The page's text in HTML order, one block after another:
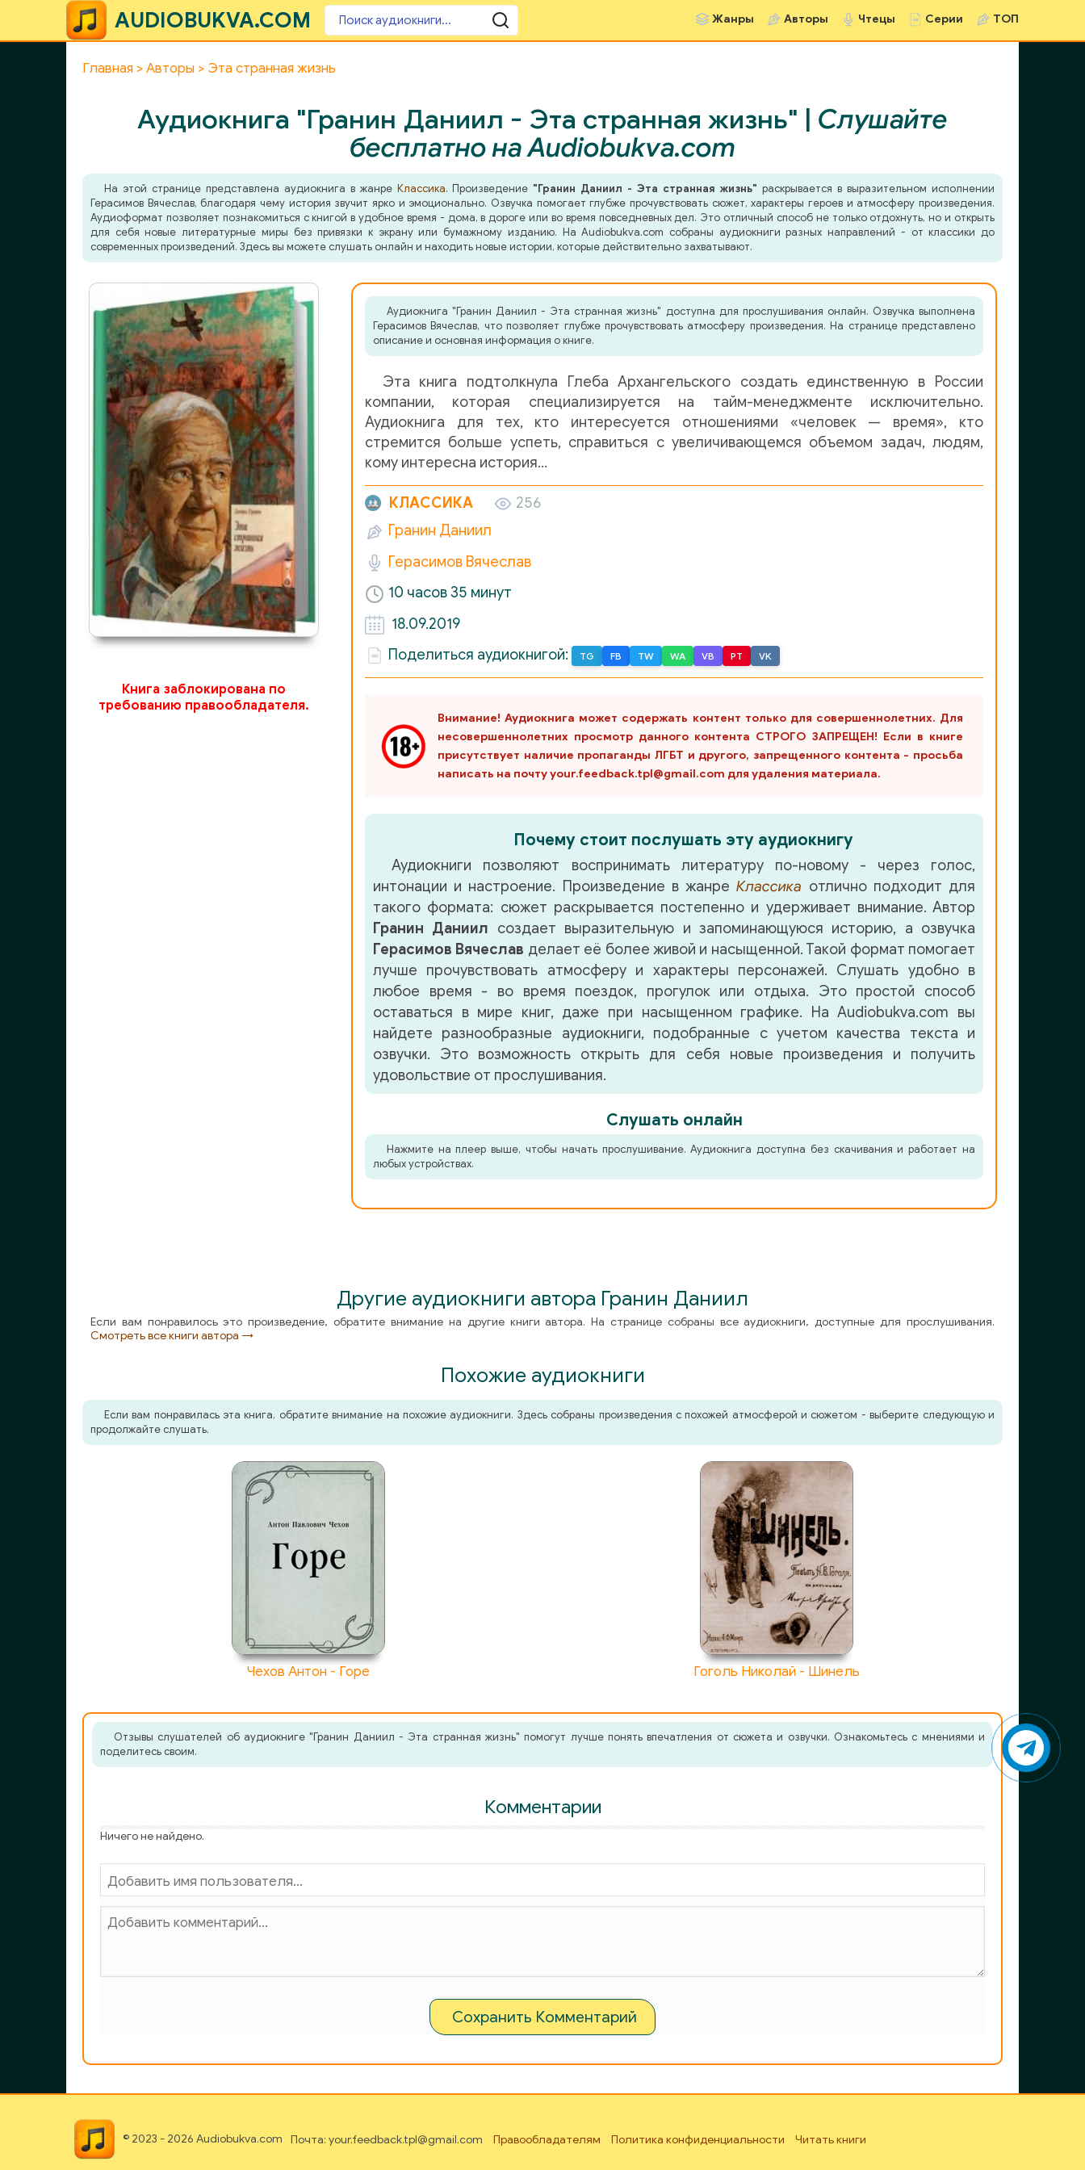
AUDIOBUKVA.COM Жанры Авторы Чтецы Серии ТОП
Главная Авторы Эта странная жизнь
Аудиокнига "Гранин Даниил - Эта странная жизнь" | Слушайте
бесплатно на Audiobukva.com
На этой странице представлена аудиокнига в жанре Классика. Произведение "Гранин Даниил - Эта странная жизнь" раскрывается в выразительном исполнении
Герасимов Вячеслав, благодаря чему история звучит ярко и эмоционально. Озвучка помогает глубже прочувствовать сюжет, характеры героев и атмосферу произведения.
Аудиоформат позволяет познакомиться с книгой в удобное время - дома, в дороге или во время повседневных дел. Это отличный способ не только отдохнуть, но и открыть
для себя новые литературные миры без привязки к экрану или бумажному изданию. На Audiobukva.com собраны аудиокниги разных направлений - от классики до
современных произведений. Здесь вы можете слушать онлайн и находить новые истории, которые действительно захватывают.
Книга заблокирована по
требованию правообладателя.
Аудиокнига "Гранин Даниил - Эта странная жизнь" доступна для прослушивания онлайн. Озвучка выполнена
Герасимов Вячеслав, что позволяет глубже прочувствовать атмосферу произведения. На странице представлено
описание и основная информация о книге.
Эта книга подтолкнула Глеба Архангельского создать единственную в России
компании, которая специализируется на тайм-менеджменте исключительно.
Аудиокнига для тех, кто интересуется отношениями «человек — время», кто
стремится больше успеть, справиться с увеличивающемся объемом задач, людям,
кому интересна история…
КЛАССИКА
256
Гранин Даниил
Герасимов Вячеслав
10 часов 35 минут
18.09.2019
Поделиться аудиокнигой:
TG FB TW WA VB PT VK
Внимание! Аудиокнига может содержать контент только для совершеннолетних. Для
несовершеннолетних просмотр данного контента СТРОГО ЗАПРЕЩЕН! Если в книге
присутствует наличие пропаганды ЛГБТ и другого, запрещенного контента - просьба
написать на почту your.feedback.tpl@gmail.com для удаления материала.
Почему стоит послушать эту аудиокнигу
Аудиокниги позволяют воспринимать литературу по-новому - через голос,
интонации и настроение. Произведение в жанреКлассика отлично подходит для
такого формата: сюжет раскрывается постепенно и удерживает внимание. Автор
Гранин Даниил создает выразительную и запоминающуюся историю, а озвучка
Герасимов Вячеслав делает её более живой и насыщенной. Такой формат помогает
лучше прочувствовать атмосферу и характеры персонажей. Слушать удобно в
любое время - во время поездок, прогулок или отдыха. Это простой способ
оставаться в мире книг, даже при насыщенном графике. На Audiobukva.com вы
найдете разнообразные аудиокниги, подобранные с учетом качества текста и
озвучки. Это возможность открыть для себя новые произведения и получить
удовольствие от прослушивания.
Слушать онлайн
Нажмите на плеер выше, чтобы начать прослушивание. Аудиокнига доступна без скачивания и работает на
любых устройствах.
Другие аудиокниги автора Гранин Даниил
Если вам понравилось это произведение, обратите внимание на другие книги автора. На странице собраны все аудиокниги, доступные для прослушивания.
Смотреть все книги автора →
Похожие аудиокниги
Если вам понравилась эта книга, обратите внимание на похожие аудиокниги. Здесь собраны произведения с похожей атмосферой и сюжетом - выберите следующую и
продолжайте слушать.
Чехов Антон - Горе Гоголь Николай - Шинель
Отзывы слушателей об аудиокниге "Гранин Даниил - Эта странная жизнь" помогут лучше понять впечатления от сюжета и озвучки. Ознакомьтесь с мнениями и
поделитесь своим.
Комментарии
Ничего не найдено.
Сохранить Комментарий
© 2023 - 2026 Audiobukva.com Почта: your.feedback.tpl@gmail.com Правообладателям Политика конфиденциальности Читать книги